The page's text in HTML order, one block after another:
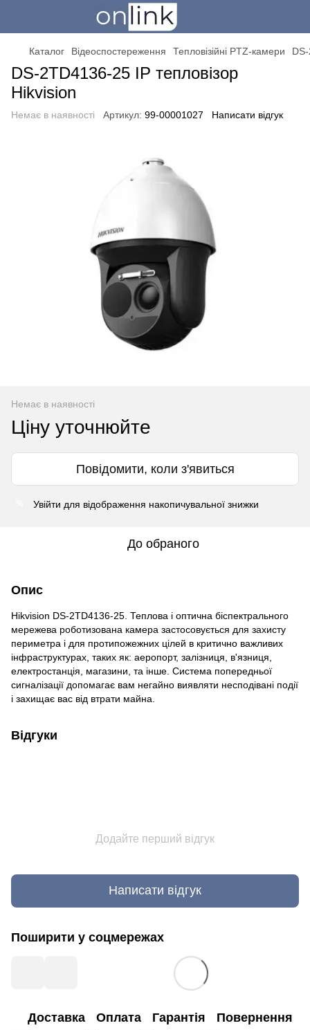
Каталог Відеоспостереження Тепловізійні PTZ-камери
DS-2TD4136-25 IP тепловізор
Hikvision
Немає в наявності Артикул: 99-00001027 Написати відгук
Немає в наявності
Ціну уточнюйте
Повідомити, коли з'явиться
Увійти для відображення накопичувальної знижки
До обраного
Опис
Hikvision DS-2TD4136-25. Теплова і оптична біспектрального
мережева роботизована камера застосовується для захисту
периметра і для протипожежних цілей в критично важливих
інфраструктурах, таких як: аеропорт, залізниця, в'язниця,
електростанція, магазини, та інше. Система попередньої
сигналізації допомагає вам негайно виявляти несподівані події
і захищає вас від втрати майна.
Відгуки
Додайте перший відгук
Написати відгук
Поширити у соцмережах
Доставка Оплата Гарантія Повернення